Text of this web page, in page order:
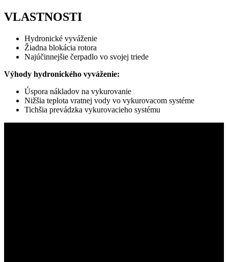
VLASTNOSTI
Hydronické vyváženie
Žiadna blokácia rotora
Najúčinnejšie čerpadlo vo svojej triede
Výhody hydronického vyváženie:
Úspora nákladov na vykurovanie
Nižšia teplota vratnej vody vo vykurovacom systéme
Tichšia prevádzka vykurovacieho systému